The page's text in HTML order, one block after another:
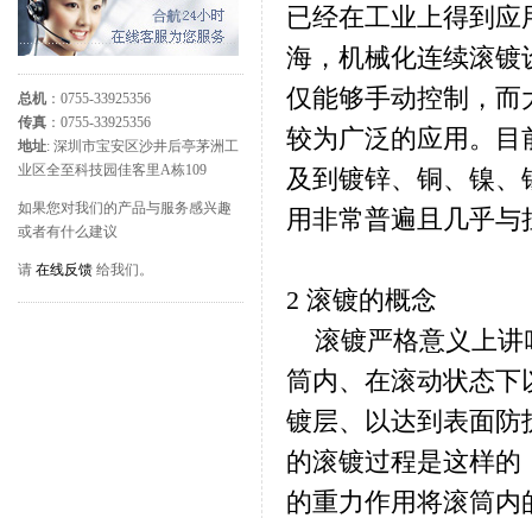
总机 ：0755-33925356
传真 ：0755-33925356
地址: 深圳市宝安区沙井后亭茅洲工
业区全至科技园佳客里A栋109
如果您对我们的产品与服务感兴趣
或者有什么建议
请 在线反馈 给我们。
已经在工业上得到应
海，机械化连续滚镀
仅能够手动控制，而
较为广泛的应用。目
及到镀锌、铜、镍
用非常普遍且几乎
2 滚镀的概念
滚镀严格意义上讲
筒内、在滚动状态下
镀层、以达到表面防
的滚镀过程是这样
的重力作用将滚筒